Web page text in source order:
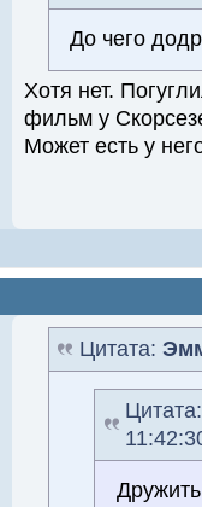
До чего
Хотя нет.
фильм у
Может есть у
Цитата: